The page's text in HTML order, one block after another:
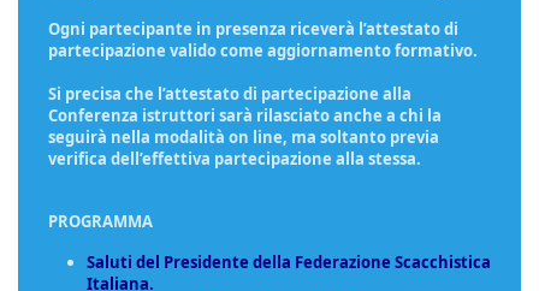
Ogni partecipante in presenza riceverà l’attestato di
partecipazione valido come aggiornamento formativo.
Si precisa che l’attestato di partecipazione alla
Conferenza istruttori sarà rilasciato anche a chi la
seguirà nella modalità on line, ma soltanto previa
verifica dell’effettiva partecipazione alla stessa.
PROGRAMMA
Saluti del Presidente della Federazione Scacchistica
Italiana.